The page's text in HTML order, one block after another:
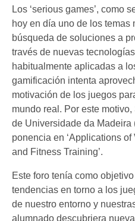
Los ‘serious games’, como
hoy en día uno de los temas
búsqueda de soluciones a
través de nuevas
habitualmente aplicadas a
gamificación intenta
motivación de los juegos
mundo real. Por este
de Universidade da Madeira
ponencia en ‘Applications
and Fitness Training’.
Este foro tenía como
tendencias en torno a los
de nuestro entorno y
alumnado descubriera